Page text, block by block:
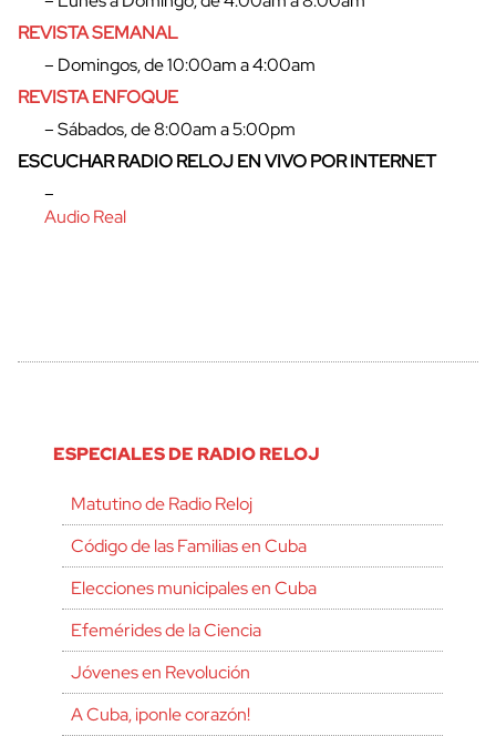
REVISTA SEMANAL
– Domingos, de 10:00am a 4:00am
REVISTA ENFOQUE
– Sábados, de 8:00am a 5:00pm
ESCUCHAR RADIO RELOJ EN VIVO POR INTERNET
–
Audio Real
ESPECIALES DE RADIO RELOJ
Matutino de Radio Reloj
Código de las Familias en Cuba
Elecciones municipales en Cuba
Efemérides de la Ciencia
Jóvenes en Revolución
A Cuba, ¡ponle corazón!